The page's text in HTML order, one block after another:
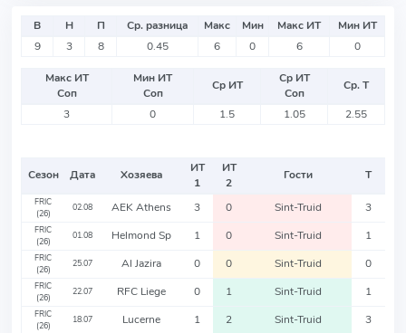
В Н П Ср. разница Макс Мин Макс ИТ
Мин ИТ
9
3 8 0.45 6 0 6 0
Макс ИТ
Соп
Мин ИТ
Соп
Ср ИТ
Ср ИТ
Соп
Ср. Т
3
0 1.5 1.05 2.55
Сезон Дата Хозяева
ИТ
1
ИТ
2
Гости Т
FRIC
(26)
02.08 AEK Athens 3 0 Sint-Truid 3
FRIC
(26)
01.08 Helmond Sp 1 0 Sint-Truid 1
FRIC
(26)
25.07 Al Jazira 0 0 Sint-Truid 0
FRIC
(26)
22.07 RFC Liege 0 1 Sint-Truid 1
FRIC
(26)
18.07 Lucerne 1 2 Sint-Truid 3